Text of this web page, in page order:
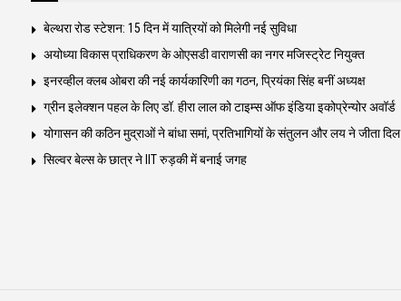
बेल्थरा रोड स्टेशन: 15 दिन में यात्रियों को मिलेगी नई सुविधा
अयोध्या विकास प्राधिकरण के ओएसडी वाराणसी का नगर मजिस्ट्रेट नियुक्त
इनरव्हील क्लब ओबरा की नई कार्यकारिणी का गठन, प्रियंका सिंह बनीं अध्यक्ष
ग्रीन इलेक्शन पहल के लिए डॉ. हीरा लाल को टाइम्स ऑफ इंडिया इकोप्रेन्योर अवॉर्ड
योगासन की कठिन मुद्राओं ने बांधा समां, प्रतिभागियों के संतुलन और लय ने जीता दिल
सिल्वर बेल्स के छात्र ने IIT रुड़की में बनाई जगह